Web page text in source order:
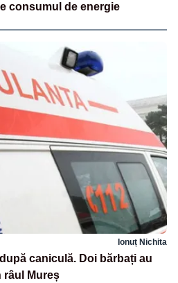
consumul de energie
Ionuț Nichita
caniculă. Doi bărbați au
râul Mureș